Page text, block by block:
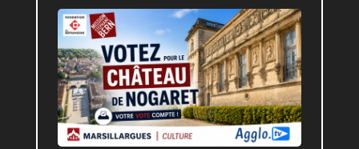
Un parcours qui lui confère
une lecture fine des rapports
entre commune,
agglomération et région — un
point loin d’être secondaire
pour Mauguio-Carnon.